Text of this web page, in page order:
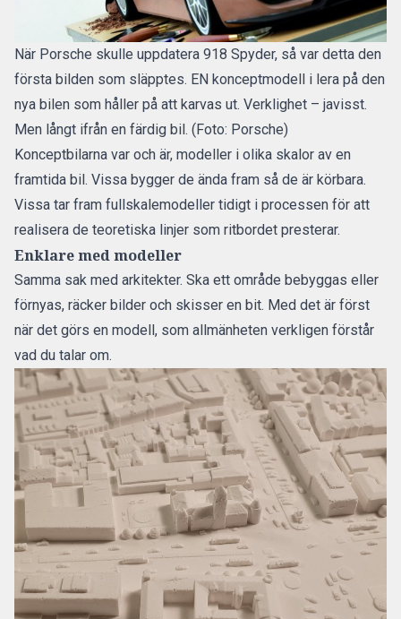
När Porsche skulle uppdatera 918 Spyder, så var detta den
första bilden som släpptes. EN konceptmodell i lera på den
nya bilen som håller på att karvas ut. Verklighet – javisst.
Men långt ifrån en färdig bil. (Foto: Porsche)
Konceptbilarna var och är, modeller i olika skalor av en
framtida bil. Vissa bygger de ända fram så de är körbara.
Vissa tar fram fullskalemodeller tidigt i processen för att
realisera de teoretiska linjer som ritbordet presterar.
Enklare med modeller
Samma sak med arkitekter. Ska ett område bebyggas eller
förnyas, räcker bilder och skisser en bit. Med det är först
när det görs en modell, som allmänheten verkligen förstår
vad du talar om.